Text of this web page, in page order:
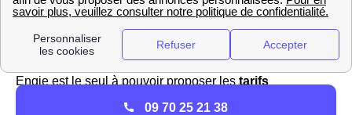
de la distribution de l'énergie jusqu'à l'ouverture du
marché à la concurrence, Engie et EDF sont désormais
deux fournisseurs bien disctincts.
Engie est le seul à pouvoir proposer les tarifs
réglementés du gaz
sur le réseau GrDF en France et
09 70 25 21 38